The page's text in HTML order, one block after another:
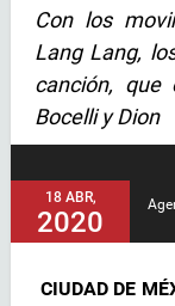
Con los
Lang Lang,
canción, que
Bocelli y Dion
18 ABR,
2020
CIUDAD DE